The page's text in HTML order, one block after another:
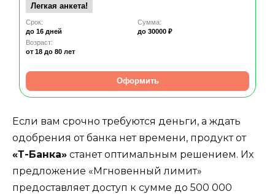
Легкая анкета!
Срок:
до 16 дней
Сумма:
до 30000 ₽
Возраст:
от 18 до 80 лет
Оформить
Если вам срочно требуются деньги, а ждать
одобрения от банка нет времени, продукт от
«Т-Банка» станет оптимальным решением. Их
предложение «Мгновенный лимит»
предоставляет доступ к сумме до 500 000